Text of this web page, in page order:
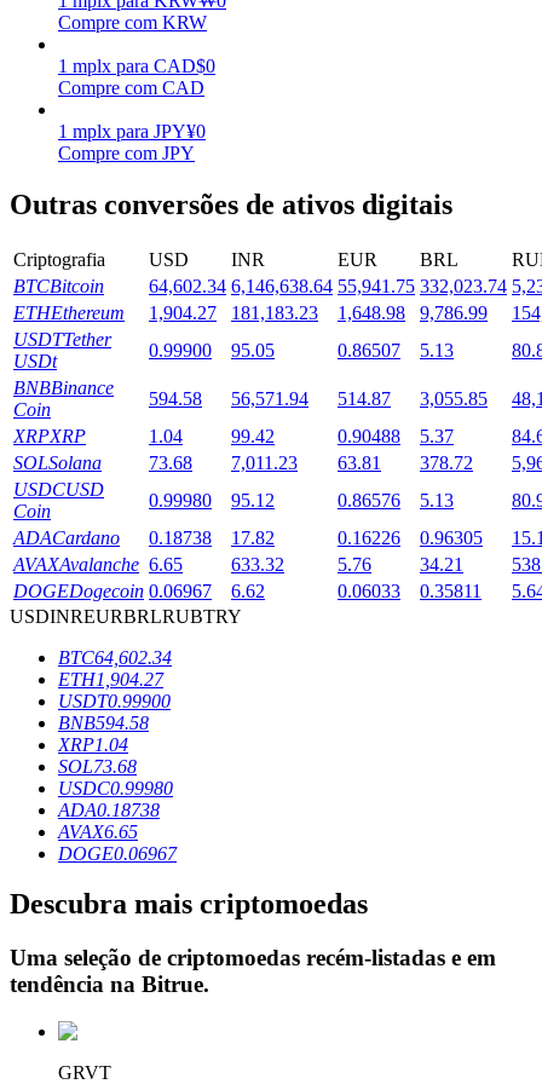
Altos retornos e acesso instantâneo
Launchpool
Bloqueios de BTR
Investimentos exclusivos para titulares de BTR
Empréstimos
Serviço de empréstimo apoiado por criptografia
Compre com KRW
1 mplx para CAD$0
Compre com CAD
1 mplx para JPY¥0
Compre com JPY
Outras conversões de ativos digitais
Criptografia USD INR EUR BRL
BTCBitcoin 64,602.34 6,146,638.64 55,941.75 332,023.74
ETHEthereum 1,904.27 181,183.23 1,648.98 9,786.99
USDTTether
USDt
0.99900 95.05 0.86507 5.13
BNBBinance
Coin
594.58 56,571.94 514.87 3,055.85
XRPXRP 1.04 99.42 0.90488 5.37
SOLSolana 73.68 7,011.23 63.81 378.72
USDCUSD
Coin
0.99980 95.12 0.86576 5.13
ADACardano 0.18738 17.82 0.16226 0.96305
AVAXAvalanche 6.65 633.32 5.76 34.21
DOGEDogecoin 0.06967 6.62 0.06033 0.35811
USDINREURBRLRUBTRY
BTC64,602.34
ETH1,904.27
USDT0.99900
BNB594.58
XRP1.04
SOL73.68
USDC0.99980
ADA0.18738
AVAX6.65
DOGE0.06967
Descubra mais criptomoedas
Uma seleção de criptomoedas recém-listadas e em
tendência na Bitrue.
GRVT